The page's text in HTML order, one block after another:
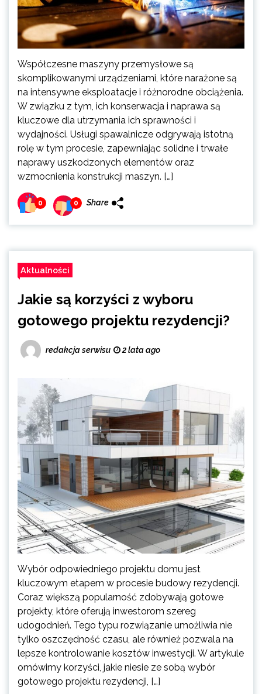
Współczesne maszyny przemysłowe są
skomplikowanymi urządzeniami, które narażone są
na intensywne eksploatacje i różnorodne obciążenia.
W związku z tym, ich konserwacja i naprawa są
kluczowe dla utrzymania ich sprawności i
wydajności. Usługi spawalnicze odgrywają istotną
rolę w tym procesie, zapewniając solidne i trwałe
naprawy uszkodzonych elementów oraz
wzmocnienia konstrukcji maszyn. […]
0 0 Share
Aktualności
Jakie są korzyści z wyboru
gotowego projektu rezydencji?
redakcja serwisu 2 lata ago
Wybór odpowiedniego projektu domu jest
kluczowym etapem w procesie budowy rezydencji.
Coraz większą popularność zdobywają gotowe
projekty, które oferują inwestorom szereg
udogodnień. Tego typu rozwiązanie umożliwia nie
tylko oszczędność czasu, ale również pozwala na
lepsze kontrolowanie kosztów inwestycji. W artykule
omówimy korzyści, jakie niesie ze sobą wybór
gotowego projektu rezydencji, […]